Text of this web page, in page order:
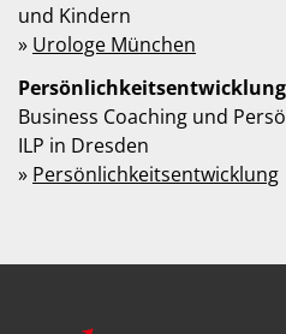
und Kindern
» Urologe München
Persönlichkeitsentwicklung
Business Coaching und
ILP in Dresden
» Persönlichkeitsentwicklung